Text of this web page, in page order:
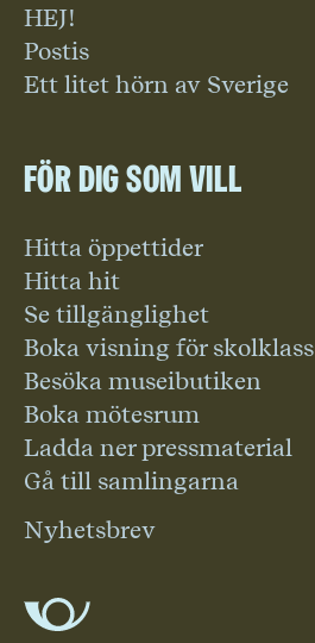
HEJ!
Postis
Ett litet hörn av Sverige
För dig som vill
Hitta öppettider
Hitta hit
Se tillgänglighet
Boka visning för skolklass
Besöka museibutiken
Boka mötesrum
Ladda ner pressmaterial
Gå till samlingarna
Nyhetsbrev